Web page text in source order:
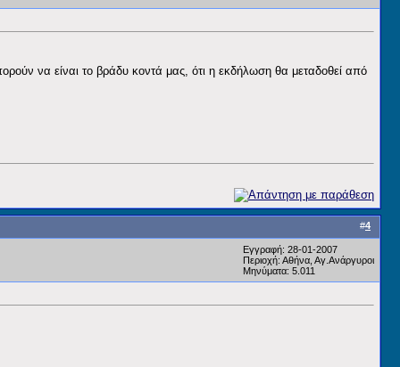
να είναι το βράδυ κοντά μας, ότι η εκδήλωση θα μεταδοθεί από
#4
Εγγραφή: 28-01-2007
Περιοχή: Αθήνα, Αγ.Ανάργυροι
Μηνύματα: 5.011